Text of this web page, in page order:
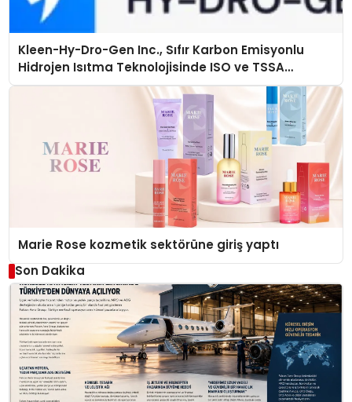
Kleen-Hy-Dro-Gen Inc., Sıfır Karbon Emisyonlu
Hidrojen Isıtma Teknolojisinde ISO ve TSSA
Düzenleyici Onaylarını Aldı
Marie Rose kozmetik sektörüne giriş yaptı
Son Dakika